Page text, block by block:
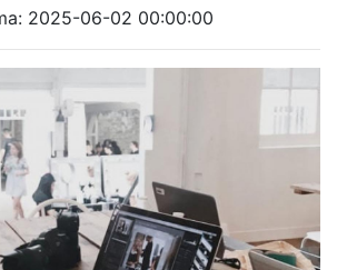
2025-06-02 00:00:00